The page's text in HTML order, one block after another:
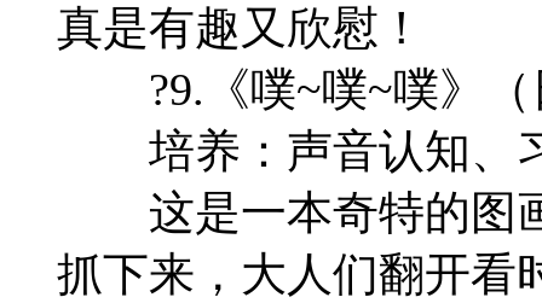
真是有趣又欣慰！
?9.《噗~噗~噗》（
培养：声音认知、
这是一本奇特的图
抓下来，大人们翻开看